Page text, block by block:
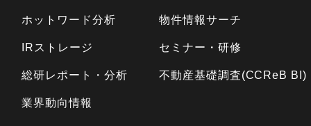
ホットワード分析
IRストレージ
総研レポート・分析
業界動向情報
物件情報サーチ
セミナー・研修
不動産基礎調査(CCReB BI)